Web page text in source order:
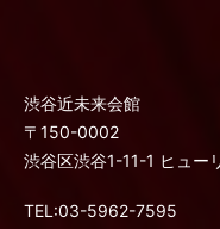
渋谷近未来会館
〒150-0002
渋谷区渋谷1-11-1 ヒュー
TEL:03-5962-7595